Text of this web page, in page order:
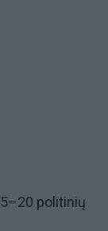
politinių